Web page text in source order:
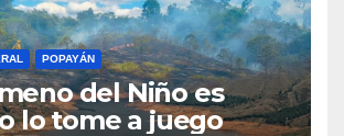
POPAYÁN
del Niño es
lo tome a juego